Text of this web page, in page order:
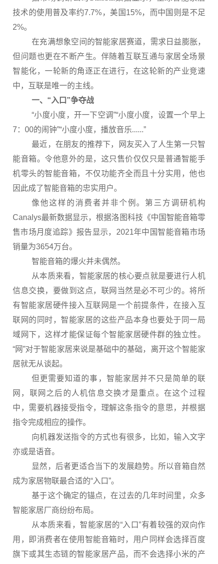
技术的使用普及率约7.7%，美国15%，而中国则是不足
2%。
在充满想象空间的智能家居赛道，需求日益膨胀，
但问题也更在不断产生。伴随着互联互通与家居全场景
智能化，一轮新的角逐正在进行，在这轮新的产业竞速
中，互联是唯一的主线。
一、“入口”争夺战
“小度小度，开一下空调”“小度小度，设置一个早上
7：00的闹钟”“小度小度，播放音乐......”
最近，在朋友的推荐下，网友买入了人生第一只智
能音箱。令他意外的是，这只售价仅仅只是普通智能手
机零头的智能音箱，不仅功能齐全而且十分实用，他也
因此成了智能音箱的忠实用户。
像他这样的消费者并非个例。第三方调研机构
Canalys最新数据显示，根据洛图科技《中国智能音箱零
售市场月度追踪》报告显示，2021年中国智能音箱市场
销量为3654万台。
智能音箱的爆火并未偶然。
从本质来看，智能家居的核心要点就是要进行人机
信息交换，要做到这点，联网当然是必不可少的。将所
有智能家居硬件接入互联网是一个前提条件，在接入互
联网的同时，智能家居的这些产品本身也要处于同一局
域网下，这样才能保证每个智能家居硬件群的独立性。
“网”对于智能家居来说是基础中的基础，离开这个智能家
居就无从谈起。
但更需要知道的事，智能家居并不只是简单的联
网，联网之后的人机信息交换才是重点。在这个过程
中，需要机器接受指令，理解这条指令的意思，并根据
指令完成相应的操作。
向机器发送指令的方式也有很多，比如，输入文字
亦或是语音。
显然，后者更适合当下的发展趋势。所以音箱自然
成为家居物联最合适的“入口”。
基于这个确定的锚点，在过去的几年时间里，众多
智能家居厂商纷纷布局。
从本质来看，智能家居的“入口”有着较强的双向作
用，即消费者在使用智能音箱时，用户同样会选择百度
旗下或其生态链的智能家居产品，而不会选择小米的产